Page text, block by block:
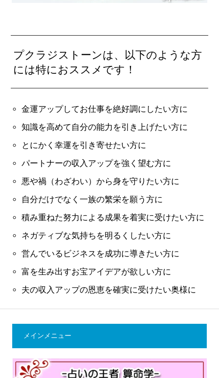
プクラジストーンは、以下のような方
には特におススメです！
金運アップしてお仕事を絶好調にしたい方に
知識を高めて自分の能力を引き上げたい方に
とにかく幸運を引き寄せたい方に
パートナーの収入アップを強く望む方に
悪や禍（わざわい）から身を守りたい方に
自分だけでなく一族の繁栄を願う方に
積み重ねた努力による成果を着実に受けたい方に
ネガティブな気持ちを明るくしたい方に
営んでいるビジネスを成功に導きたい方に
富を生み出すお宝アイデアが欲しい方に
夫の収入アップの恩恵を確実に受けたい奥様に
メインメニュー